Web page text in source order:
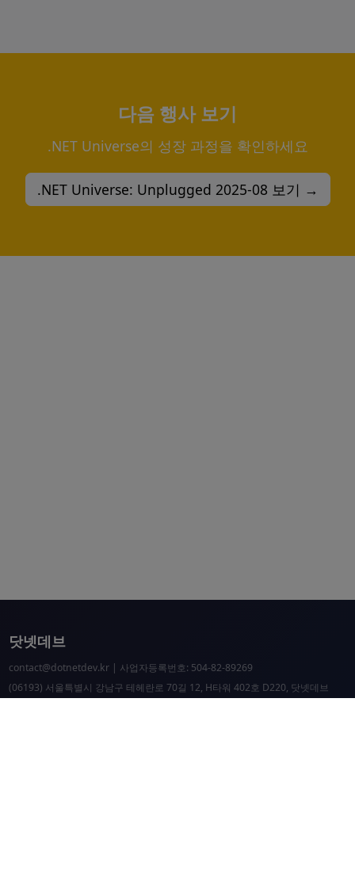
다음 행사 보기
.NET Universe의 성장 과정을 확인하세요
.NET Universe: Unplugged 2025-08 보기 →
닷넷데브
contact@dotnetdev.kr| 사업자등록번호: 504-82-89269
(06193) 서울특별시 강남구 테헤란로 70길 12, H타워 402호 D220, 닷넷데브